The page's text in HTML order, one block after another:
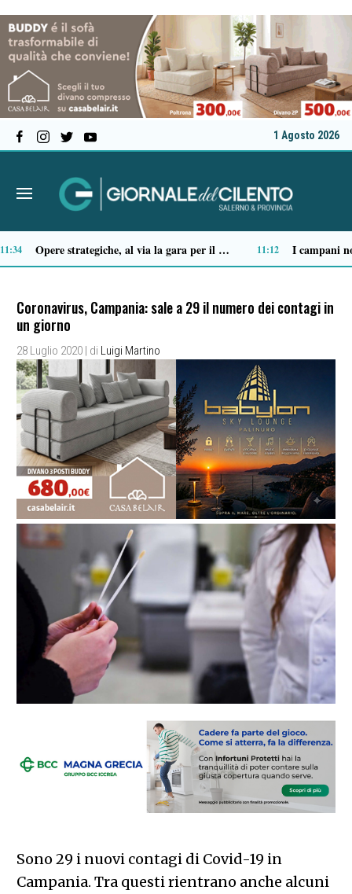
1 Agosto 2026
09:28 07:17
Coronavirus, Campania: sale a 29 il numero dei contagi in
un giorno
28 Luglio 2020 | di Luigi Martino
Sono 29 i nuovi contagi di Covid-19 in
Campania. Tra questi rientrano anche alcuni